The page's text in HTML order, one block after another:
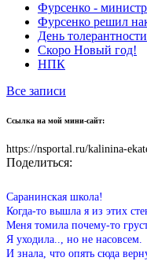
Фурсенко -
Фурсенко решил
День толерантности
Скоро Новый год!
НПК
Все записи
Ссылка на мой мини-сайт:
https://nsportal.ru/kalinina-
Поделиться:
Саранинская школа!
Когда-то вышла я из этих
Меня томила почему-то
Я уходила.., но не насовсем.
И знала, что опять сюда